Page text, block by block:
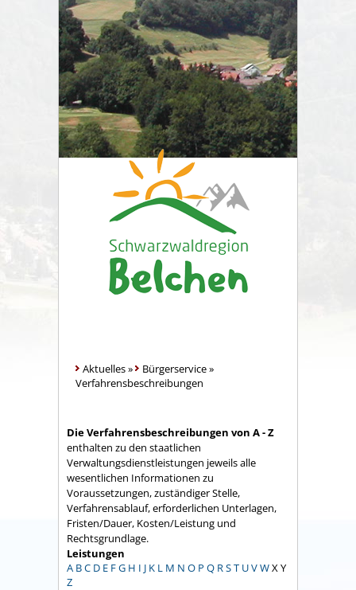
Aktuelles» Bürgerservice»
Verfahrensbeschreibungen
Die Verfahrensbeschreibungen von A - Z
enthalten zu den staatlichen
Verwaltungsdienstleistungen jeweils alle
wesentlichen Informationen zu
Voraussetzungen, zuständiger Stelle,
Verfahrensablauf, erforderlichen Unterlagen,
Fristen/Dauer, Kosten/Leistung und
Rechtsgrundlage.
Leistungen
A BC D E FG H I J K L M N O P Q RST UVWX Y
Z